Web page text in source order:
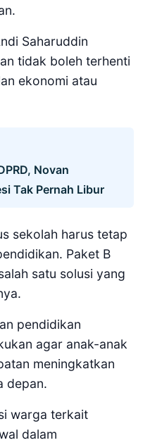
Saharuddin
tidak boleh terhenti
ekonomi atau
Novan
Tak Pernah Libur
sekolah harus tetap
Paket B
satu solusi yang
pendidikan
agar anak-anak
meningkatkan
depan.
warga terkait
dalam